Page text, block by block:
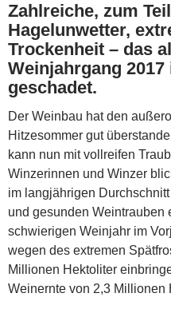
Zahlreiche, zum
Hagelunwetter,
Trockenheit – das
Weinjahrgang
geschadet.
Der Weinbau hat den
Hitzesommer gut
kann nun mit vollreifen
Winzerinnen und Winzer
im langjährigen
und gesunden Weintrauben
schwierigen Weinjahr im
wegen des extremen
Millionen Hektoliter
Weinernte von 2,3 Millionen